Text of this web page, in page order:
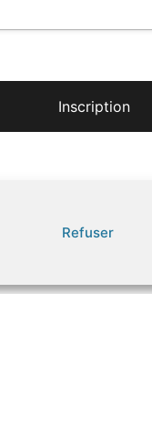
Refuser